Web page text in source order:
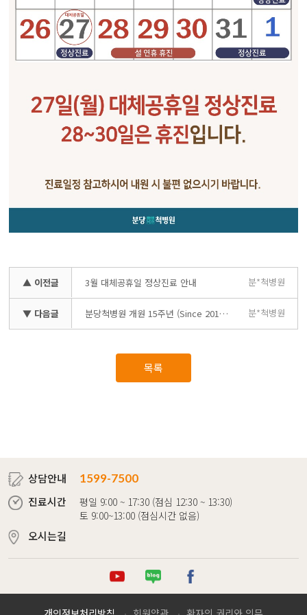
▲ 이전글 3월 대체공휴일 정상진료 안내 분*척병원
▼ 다음글 분당척병원 개원 15주년 (Since 2010.01) 분*척병원
목록
상담안내
1599-7500
진료시간
평일 9:00 ~ 17:30 (점심 12:30 ~ 13:30)
토 9:00~13:00 (점심시간 없음)
오시는길
튜브 로그 이스북